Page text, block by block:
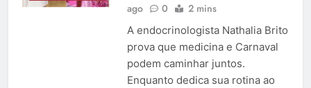
ago
0 2 mins
A endocrinologista Nathalia Brito
prova que medicina e Carnaval
podem caminhar juntos.
Enquanto dedica sua rotina ao